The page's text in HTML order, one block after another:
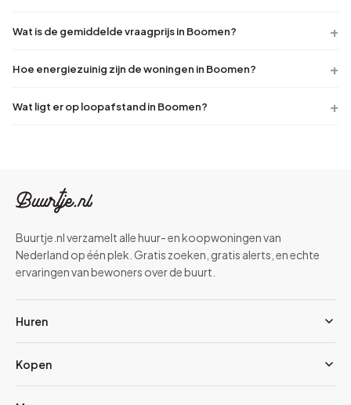
Wat is de gemiddelde vraagprijs in Boomen?
Hoe energiezuinig zijn de woningen in Boomen?
Wat ligt er op loopafstand in Boomen?
Buurtje.nl verzamelt alle huur- en koopwoningen van
Nederland op één plek. Gratis zoeken, gratis alerts, en echte
ervaringen van bewoners over de buurt.
Huren
Kopen